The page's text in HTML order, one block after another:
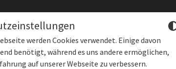
werden Cookies verwendet. Einige davon
benötigt, während es uns andere ermöglichen,
auf unserer Webseite zu verbessern.